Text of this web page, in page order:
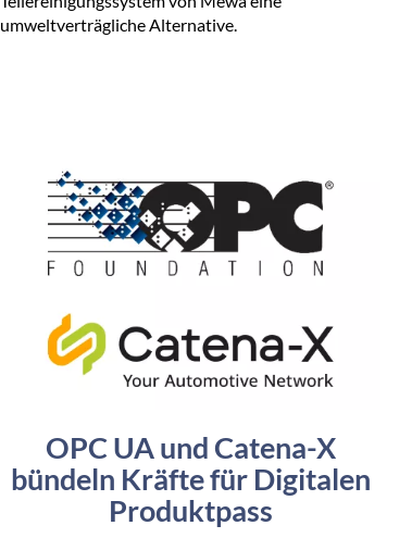
umweltverträgliche Alternative.
OPC UA und Catena-X
bündeln Kräfte für Digitalen
Produktpass